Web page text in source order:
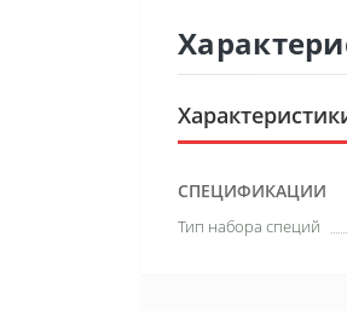
СПЕЦИФИКАЦИИ
Тип набора специй